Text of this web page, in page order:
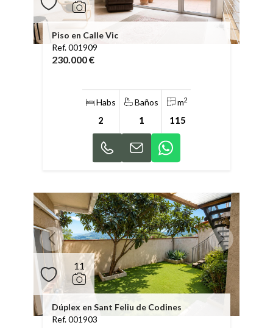
Piso en Calle Vic
Ref. 001909
230.000 €
Habs
2
Baños
1
m2
115
11
Dúplex en Sant Feliu de Codines
Ref. 001903